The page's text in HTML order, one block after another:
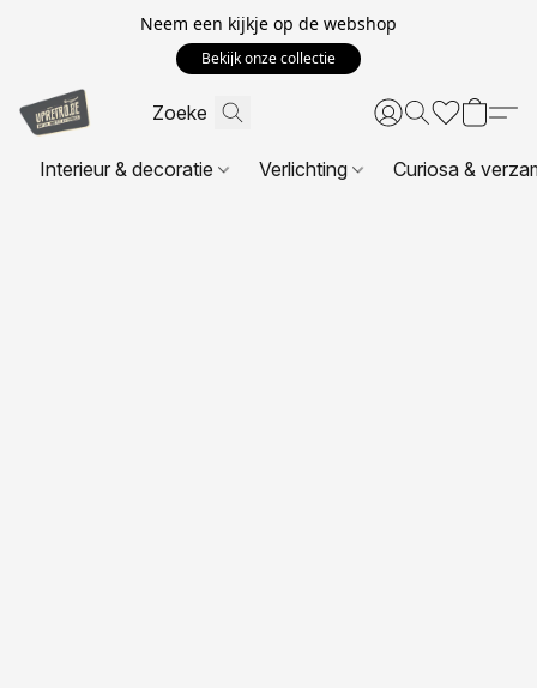
Neem een kijkje op de webshop
Bekijk onze collectie
Interieur & decoratie Verlichting Curiosa &